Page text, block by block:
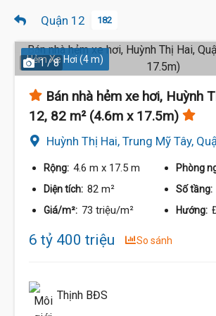
Quận 12 182
Hẻm Xe Hơi (4 m)
1 / 8
Bán nhà hẻm xe hơi, Huỳnh
12, 82 m² (4.6m x 17.5m)
Huỳnh Thị Hai, Trung Mỹ Tây,
Rộng: 4.6 m x 17.5 m Phòng
Diện tích: 82 m² Số tầng:
Giá/m²: 73 triệu/m² Hướng:
6 tỷ 400 triệu So sánh
Thịnh BĐS